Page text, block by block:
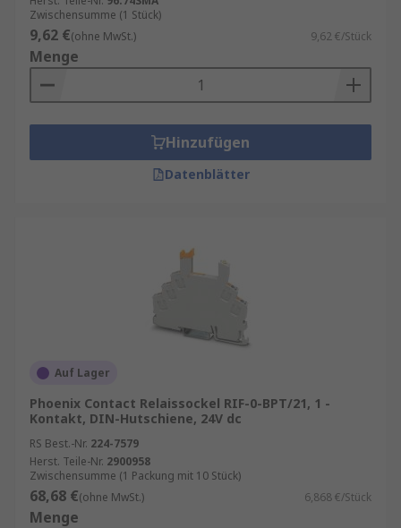
Sicherheit.
Zertifizierungen:
Einsatz in professionellen Anwendungen.
Zwischensumme (1 Stück)
9,62 €(ohne MwSt.) 9,62 €/Stück
Menge
Hinzufügen
Datenblätter
Auf Lager
Phoenix Contact Relaissockel RIF-0-BPT/21, 1 -
Kontakt, DIN-Hutschiene, 24V dc
RS Best.-Nr. 224-7579
Herst. Teile-Nr. 2900958
Zwischensumme (1 Packung mit 10 Stück)
68,68 €(ohne MwSt.) 6,868 €/Stück
Menge